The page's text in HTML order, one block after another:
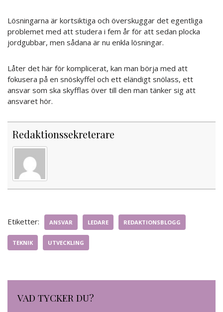
Lösningarna är kortsiktiga och överskuggar det egentliga
problemet med att studera i fem år för att sedan plocka
jordgubbar, men sådana är nu enkla lösningar.
Låter det här för komplicerat, kan man börja med att
fokusera på en snöskyffel och ett eländigt snölass, ett
ansvar som ska skyfflas över till den man tänker sig att
ansvaret hör.
Redaktionssekreterare
Etiketter: ANSVAR LEDARE REDAKTIONSBLOGG
TEKNIK UTVECKLING
VAD TYCKER DU?